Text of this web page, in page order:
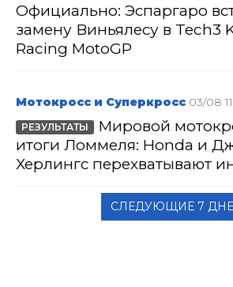
Официально: Эспаргаро
замену Виньялесу в Tech3
Racing MotoGP
Мотокросс и Суперкросс 03/08
РЕЗУЛЬТАТЫ
Мировой
итоги Ломмеля: Honda и
Херлингс перехватывают
СЛЕДУЮЩИЕ 7